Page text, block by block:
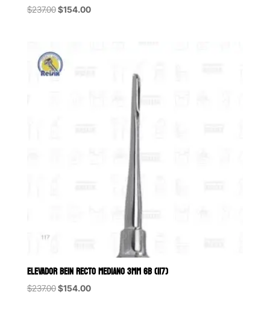
$237.00Original
$154.00Current
ELEVADOR BEIN RECTO MEDIANO 3MM 6B (117)
$237.00Original
$154.00Current